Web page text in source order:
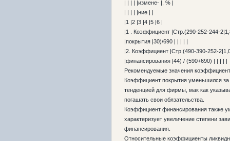
| | | | |измене- |, % |
| | | | |ние | |
|1 |2 |3 |4 |5 |6 |
|1 . Коэффициент |Стр.(290-252-244-
|покрытия |30)/690 | | | | |
|2. Коэффициент |Стр.(490-390-252-
|финансирования |44) / (590+690) | | | | |
Рекомендуемые значения
Коэффициент покрытия уменьшился за
тенденцией для фирмы, мак как
погашать свои обязательства.
Коэффициент финансирования также
характеризует увеличение степени
финансирования.
Относительные коэффициенты